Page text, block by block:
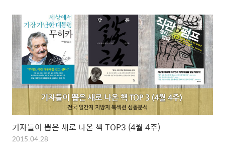
기자들이 뽑은 새로 나온 책 TOP3 (4월 4주)
2015.04.28